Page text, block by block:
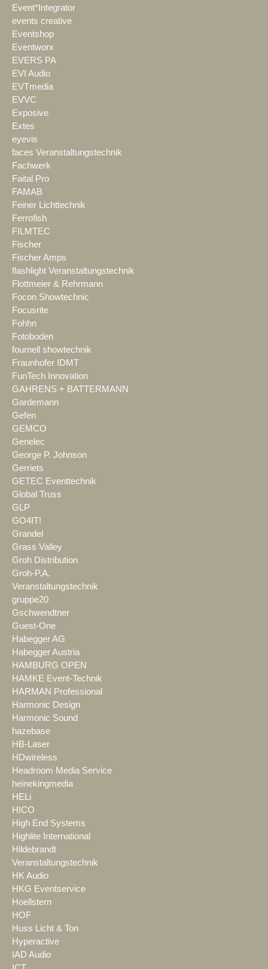
Event*Integrator
events creative
Eventshop
Eventworx
EVERS PA
EVI Audio
EVTmedia
EVVC
Exposive
Extes
eyevis
faces Veranstaltungstechnik
Fachwerk
Faital Pro
FAMAB
Feiner Lichttechnik
Ferrofish
FILMTEC
Fischer
Fischer Amps
flashlight Veranstaltungstechnik
Flottmeier & Rehrmann
Focon Showtechnic
Focusrite
Fohhn
Fotoboden
fournell showtechnik
Fraunhofer IDMT
FunTech Innovation
GAHRENS + BATTERMANN
Gardemann
Gefen
GEMCO
Genelec
George P. Johnson
Gerriets
GETEC Eventtechnik
Global Truss
GLP
GO4IT!
Grandel
Grass Valley
Groh Distribution
Groh-P.A.
Veranstaltungstechnik
gruppe20
Gschwendtner
Guest-One
Habegger AG
Habegger Austria
HAMBURG OPEN
HAMKE Event-Technik
HARMAN Professional
Harmonic Design
Harmonic Sound
hazebase
HB-Laser
HDwireless
Headroom Media Service
heinekingmedia
HELi
HICO
High End Systems
Highlite International
Hildebrandt
Veranstaltungstechnik
HK Audio
HKG Eventservice
Hoellstern
HOF
Huss Licht & Ton
Hyperactive
IAD Audio